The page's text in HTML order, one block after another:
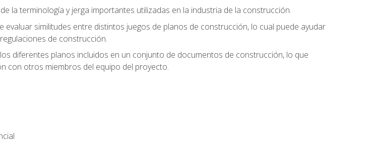
la terminología y jerga importantes utilizadas en la industria de la construcción.
similitudes entre distintos juegos de planos de construcción, lo cual puede ayudar
de construcción.
diferentes planos incluidos en un conjunto de documentos de construcción, lo que
con otros miembros del equipo del proyecto.